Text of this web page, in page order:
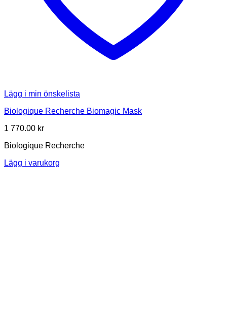
Lägg i min önskelista
Biologique Recherche Biomagic Mask
1 770.00 kr
Biologique Recherche
Lägg i varukorg